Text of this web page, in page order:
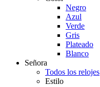
Negro
Azul
Verde
Gris
Plateado
Blanco
Señora
Todos los relojes
Estilo